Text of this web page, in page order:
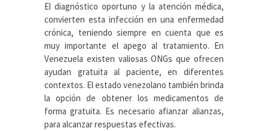
El diagnóstico oportuno y la atención médica,
convierten esta infección en una enfermedad
crónica, teniendo siempre en cuenta que es
muy importante el apego al tratamiento. En
Venezuela existen valiosas ONGs que ofrecen
ayudan gratuita al paciente, en diferentes
contextos. El estado venezolano también brinda
la opción de obtener los medicamentos de
forma gratuita. Es necesario afianzar alianzas,
para alcanzar respuestas efectivas.